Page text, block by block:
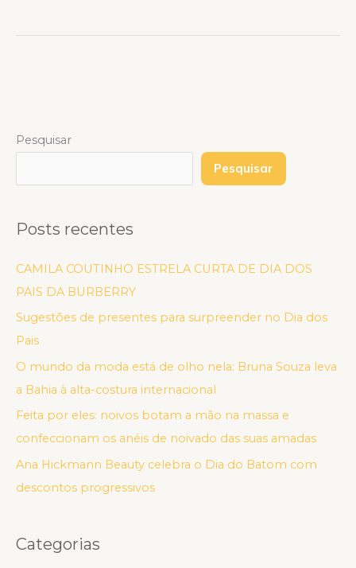
Pesquisar
Pesquisar
Posts recentes
CAMILA COUTINHO ESTRELA CURTA DE DIA DOS
PAIS DA BURBERRY
Sugestões de presentes para surpreender no Dia dos
Pais
O mundo da moda está de olho nela: Bruna Souza leva
a Bahia à alta-costura internacional
Feita por eles: noivos botam a mão na massa e
confeccionam os anéis de noivado das suas amadas
Ana Hickmann Beauty celebra o Dia do Batom com
descontos progressivos
Categorias